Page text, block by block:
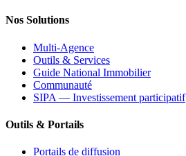
Nos Solutions
Multi-Agence
Outils & Services
Guide National Immobilier
Communauté
SIPA — Investissement participatif
Outils & Portails
Portails de diffusion